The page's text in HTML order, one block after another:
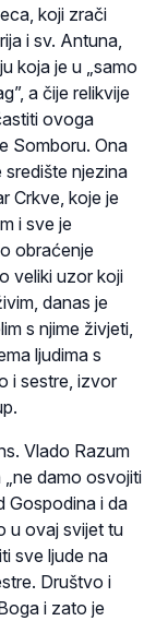
koji zrači
i sv. Antuna,
koja je u „samo
a čije relikvije
ovoga
Somboru. Ona
njezina
Crkve, koje je
i sve je
obraćenje
veliki uzor koji
danas je
s njime živjeti,
ljudima s
i sestre, izvor
Vlado Razum
damo osvojiti
Gospodina i da
u ovaj svijet tu
sve ljude na
Društvo i
i zato je